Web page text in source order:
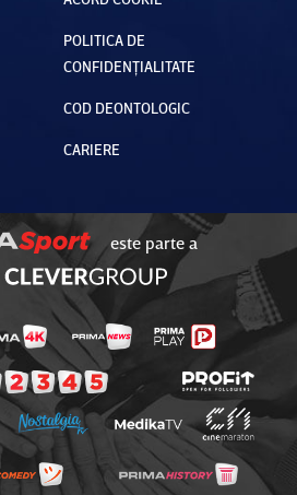
POLITICA DE
CONFIDENȚIALITATE
COD DEONTOLOGIC
CARIERE
este parte a